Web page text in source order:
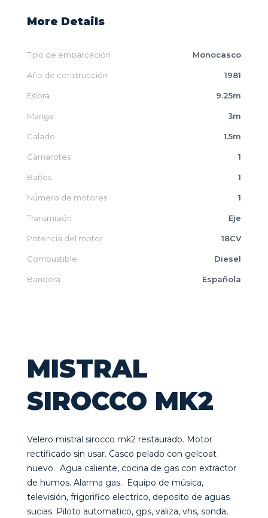
More Details
Tipo de embarcación Monocasco
Año de construcción 1981
Eslora 9.25m
Manga 3m
Calado 1.5m
Camarotes 1
Baños 1
Número de motores 1
Transmisión Eje
Potencia del motor 18CV
Combustible Diesel
Bandera Española
MISTRAL
SIROCCO MK2
Velero mistral sirocco mk2 restaurado. Motor
rectificado sin usar. Casco pelado con gelcoat
nuevo. Agua caliente, cocina de gas con extractor
de humos. Alarma gas. Equipo de música,
televisión, frigorifico electrico, deposito de aguas
sucias. Piloto automatico, gps, valiza, vhs, sonda,